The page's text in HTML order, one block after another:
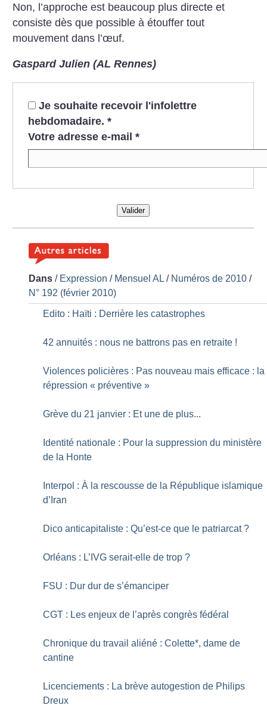
Non, l’approche est beaucoup plus directe et
consiste dès que possible à étouffer tout
mouvement dans l’œuf.
Gaspard Julien (AL Rennes)
Je souhaite recevoir l'infolettre
hebdomadaire. *
Votre adresse e-mail *
Valider
Dans / Expression / Mensuel AL / Numéros de 2010 /
N° 192 (février 2010)
Edito : Haïti : Derrière les catastrophes
42 annuités : nous ne battrons pas en retraite !
Violences policières : Pas nouveau mais efficace : la
répression « préventive »
Grève du 21 janvier : Et une de plus...
Identité nationale : Pour la suppression du ministère
de la Honte
Interpol : À la rescousse de la République islamique
d’Iran
Dico anticapitaliste : Qu’est-ce que le patriarcat ?
Orléans : L’IVG serait-elle de trop ?
FSU : Dur dur de s’émanciper
CGT : Les enjeux de l’après congrès fédéral
Chronique du travail aliéné : Colette*, dame de
cantine
Licenciements : La brève autogestion de Philips
Dreux